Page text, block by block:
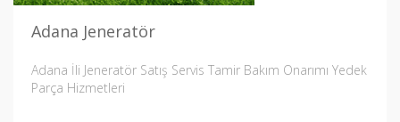
Adana Jeneratör
Adana İli Jeneratör Satış Servis Tamir Bakım Onarımı Yedek
Parça Hizmetleri